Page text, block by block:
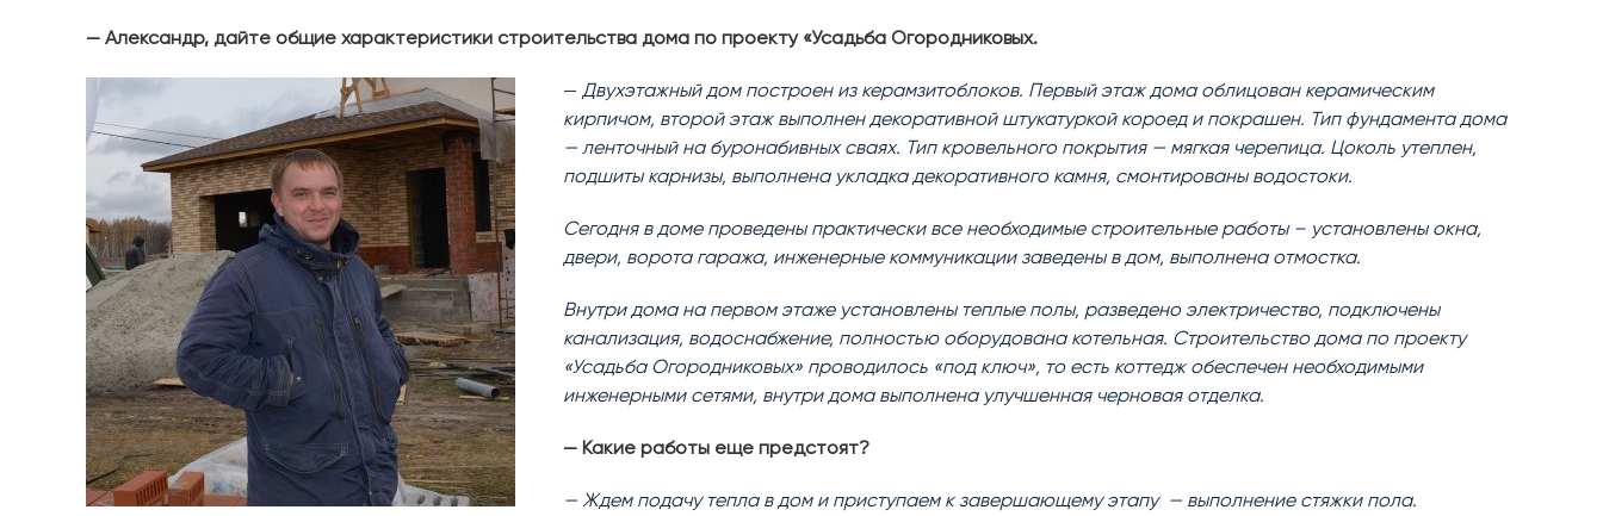
— Александр, дайте общие характеристики строительства дома по проекту «Усадьба Огородниковых.
— Двухэтажный дом построен из керамзитоблоков. Первый этаж дома облицован керамическим
кирпичом, второй этаж выполнен декоративной штукатуркой короед и покрашен. Тип фундамента дома
— ленточный на буронабивных сваях. Тип кровельного покрытия — мягкая черепица. Цоколь утеплен,
подшиты карнизы, выполнена укладка декоративного камня, смонтированы водостоки.
Сегодня в доме проведены практически все необходимые строительные работы – установлены окна,
двери, ворота гаража, инженерные коммуникации заведены в дом, выполнена отмостка.
Внутри дома на первом этаже установлены теплые полы, разведено электричество, подключены
канализация, водоснабжение, полностью оборудована котельная. Строительство дома по проекту
«Усадьба Огородниковых» проводилось «под ключ», то есть коттедж обеспечен необходимыми
инженерными сетями, внутри дома выполнена улучшенная черновая отделка.
— Какие работы еще предстоят?
— Ждем подачу тепла в дом и приступаем к завершающему этапу — выполнение стяжки пола.